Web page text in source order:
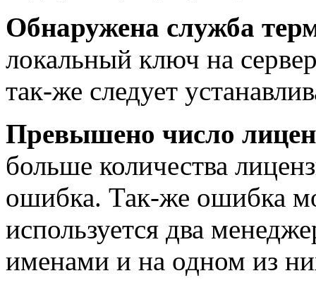
Обнаружена служба
локальный ключ на
так-же следует
Превышено число
больше количества
ошибка. Так-же ошибка
используется два
именами и на одном из